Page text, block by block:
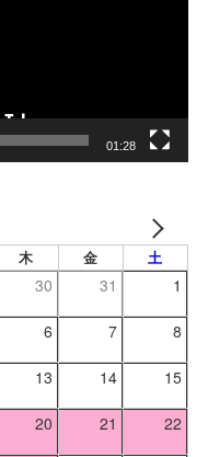
01:28
木 金 土
30 31 1
6 7 8
13 14 15
20 21 22